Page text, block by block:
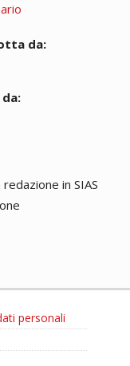
da:
in SIAS
personali